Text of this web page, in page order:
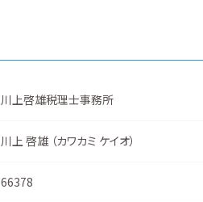
川上啓雄税理士事務所
川上 啓雄 （カワカミ ケイオ）
66378